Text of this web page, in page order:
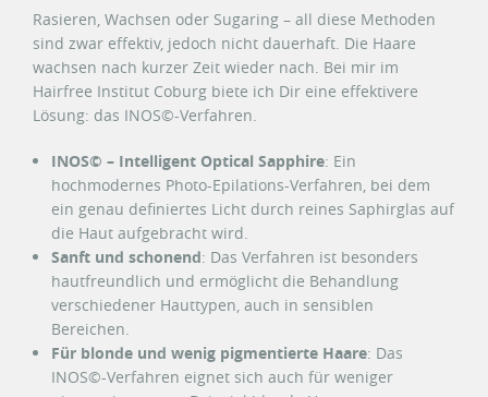
Rasieren, Wachsen oder Sugaring – all diese Methoden
sind zwar effektiv, jedoch nicht dauerhaft. Die Haare
wachsen nach kurzer Zeit wieder nach. Bei mir im
Hairfree Institut Coburg biete ich Dir eine effektivere
Lösung: das INOS©-Verfahren.
INOS© – Intelligent Optical Sapphire: Ein
hochmodernes Photo-Epilations-Verfahren, bei dem
ein genau definiertes Licht durch reines Saphirglas auf
die Haut aufgebracht wird.
Sanft und schonend: Das Verfahren ist besonders
hautfreundlich und ermöglicht die Behandlung
verschiedener Hauttypen, auch in sensiblen
Bereichen.
Für blonde und wenig pigmentierte Haare: Das
INOS©-Verfahren eignet sich auch für weniger